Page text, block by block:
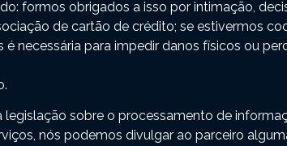
formos obrigados a isso por intimação,
de cartão de crédito; se estivermos
necessária para impedir danos físicos ou
sobre o processamento de
nós podemos divulgar ao parceiro